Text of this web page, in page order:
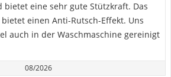
eine sehr gute Stützkraft. Das
einen Anti-Rutsch-Effekt. Uns
auch in der Waschmaschine gereinigt
08/2026